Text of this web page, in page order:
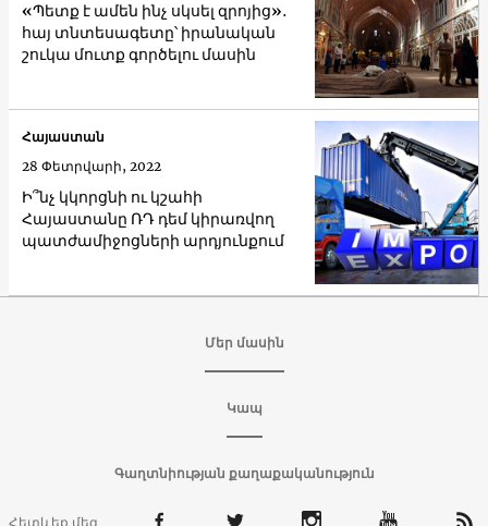
«Պետք է ամեն ինչ սկսել զրոյից»․
հայ տնտեսագետը՝ իրանական
շուկա մուտք գործելու մասին
Ի՞նչ կկորցնի ու կշահի
Հայաստանը ՌԴ դեմ կիրառվող
պատժամիջոցների արդյունքում
Հայաստան
28 Փետրվարի, 2022
Մեր մասին
Կապ
Գաղտնիության քաղաքականություն
Հետևեք մեզ